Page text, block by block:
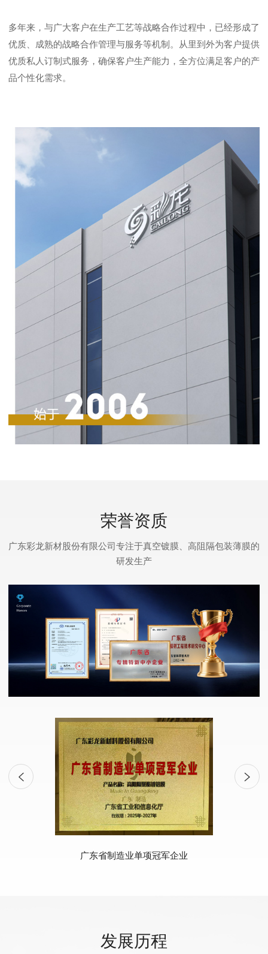
多年来，与广大客户在生产工艺等战略合作过程中，已经形成了
优质、成熟的战略合作管理与服务等机制。从里到外为客户提供
优质私人订制式服务，确保客户生产能力，全方位满足客户的产
品个性化需求。
荣誉资质
广东彩龙新材股份有限公司专注于真空镀膜、高阻隔包装薄膜的
研发生产
广东省制造业单项冠军企业
发展历程